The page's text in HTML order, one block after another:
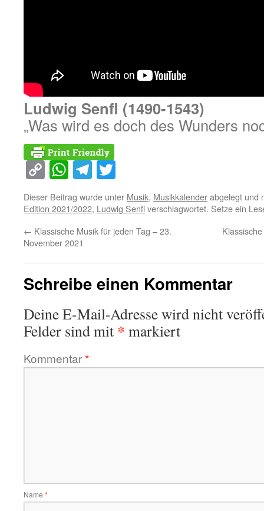
Ludwig Senfl (1490-1543)
„Was wird es doch des Wunders
Copy
Link
WhatsApp
Telegram
Dieser Beitrag wurde unter Musik, Musikkalenderabgelegt und
Edition 2021/2022, Ludwig Senfl verschlagwortet. Setze ein
← Klassische Musik für jeden Tag – 23.
November 2021
Schreibe einen Kommentar
Deine E-Mail-Adresse wird nicht
Felder sind mit * markiert
Kommentar*
Name *